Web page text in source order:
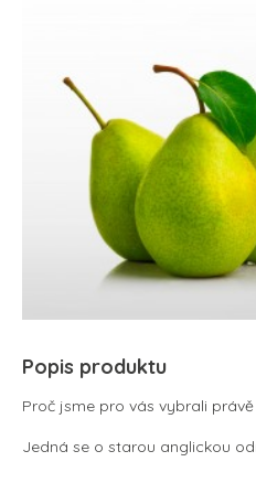
Popis produktu
Proč jsme pro vás vybrali právě
Jedná se o starou anglickou